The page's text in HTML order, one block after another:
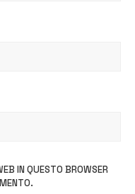
IN QUESTO BROWSER